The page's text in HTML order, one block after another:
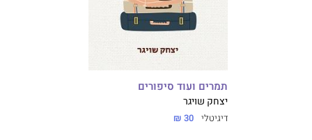
תמרים ועוד סיפורים
יצחק שויגר
דיגיטלי 30 ₪